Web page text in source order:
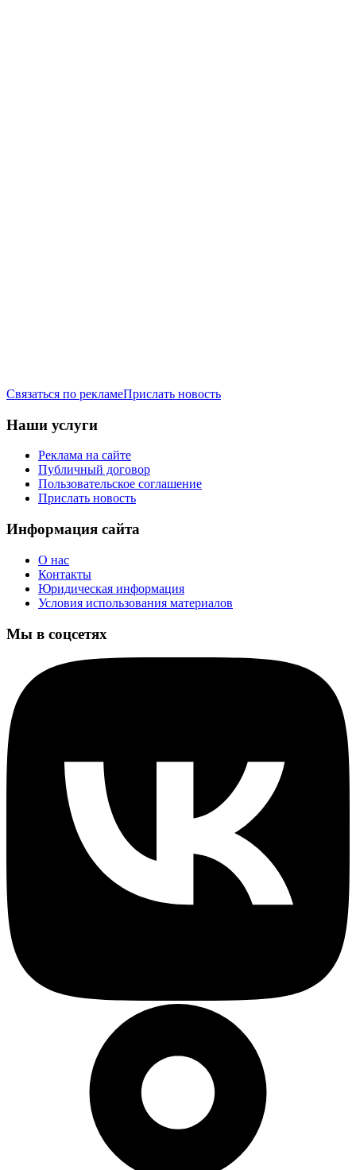
Связаться по рекламеПрислать новость
Наши услуги
Реклама на сайте
Публичный договор
Пользовательское соглашение
Прислать новость
Информация сайта
О нас
Контакты
Юридическая информация
Условия использования материалов
Мы в соцсетях